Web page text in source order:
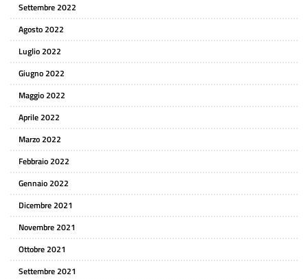
Settembre 2022
Agosto 2022
Luglio 2022
Giugno 2022
Maggio 2022
Aprile 2022
Marzo 2022
Febbraio 2022
Gennaio 2022
Dicembre 2021
Novembre 2021
Ottobre 2021
Settembre 2021